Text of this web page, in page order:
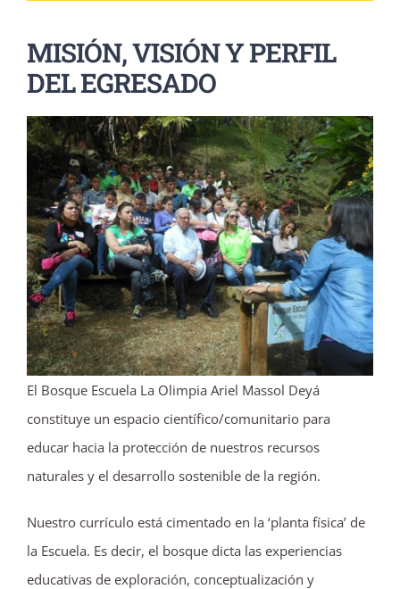
MISIÓN, VISIÓN Y PERFIL
DEL EGRESADO
El Bosque Escuela La Olimpia Ariel Massol Deyá
constituye un espacio científico/comunitario para
educar hacia la protección de nuestros recursos
naturales y el desarrollo sostenible de la región.
Nuestro currículo está cimentado en la ‘planta física’ de
la Escuela. Es decir, el bosque dicta las experiencias
educativas de exploración, conceptualización y